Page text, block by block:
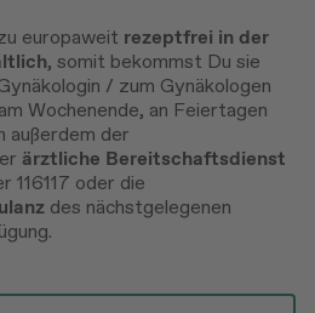
europaweit rezeptfrei in der
, somit bekommst Du sie
/ zum Gynäkologen
Wochenende, an Feiertagen
außerdem der
ärztliche Bereitschaftsdienst
116117 oder die
des nächstgelegenen